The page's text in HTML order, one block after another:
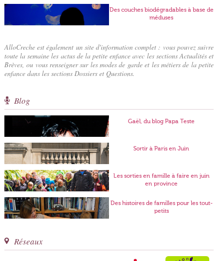
Des couches biodégradables à base de
méduses
AlloCreche est également un site d'information complet : vous pouvez suivre
toute la semaine les actus de la petite enfance avec les sections Actualités et
Brèves, ou vous renseigner sur les modes de garde et les métiers de la petite
enfance dans les sections Dossiers et Questions.
Blog
Gaël, du blog Papa Teste
Sortir à Paris en Juin
Les sorties en famille à faire en juin
en province
Des histoires de familles pour les tout-
petits
Réseaux